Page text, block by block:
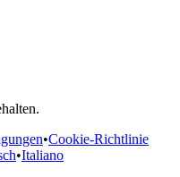
•Cookie-Richtlinie
•Italiano